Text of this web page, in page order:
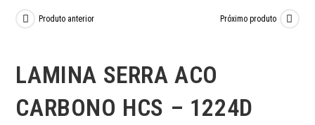
Produto anterior Próximo produto
LAMINA SERRA ACO
CARBONO HCS – 1224D